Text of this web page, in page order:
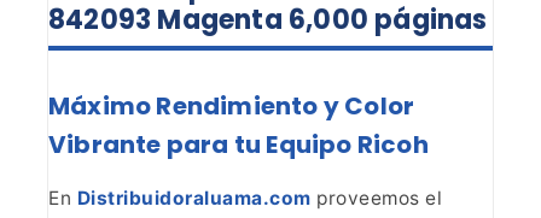
842093 Magenta 6,000 páginas
Máximo Rendimiento y Color
Vibrante para tu Equipo Ricoh
En Distribuidoraluama.com proveemos el